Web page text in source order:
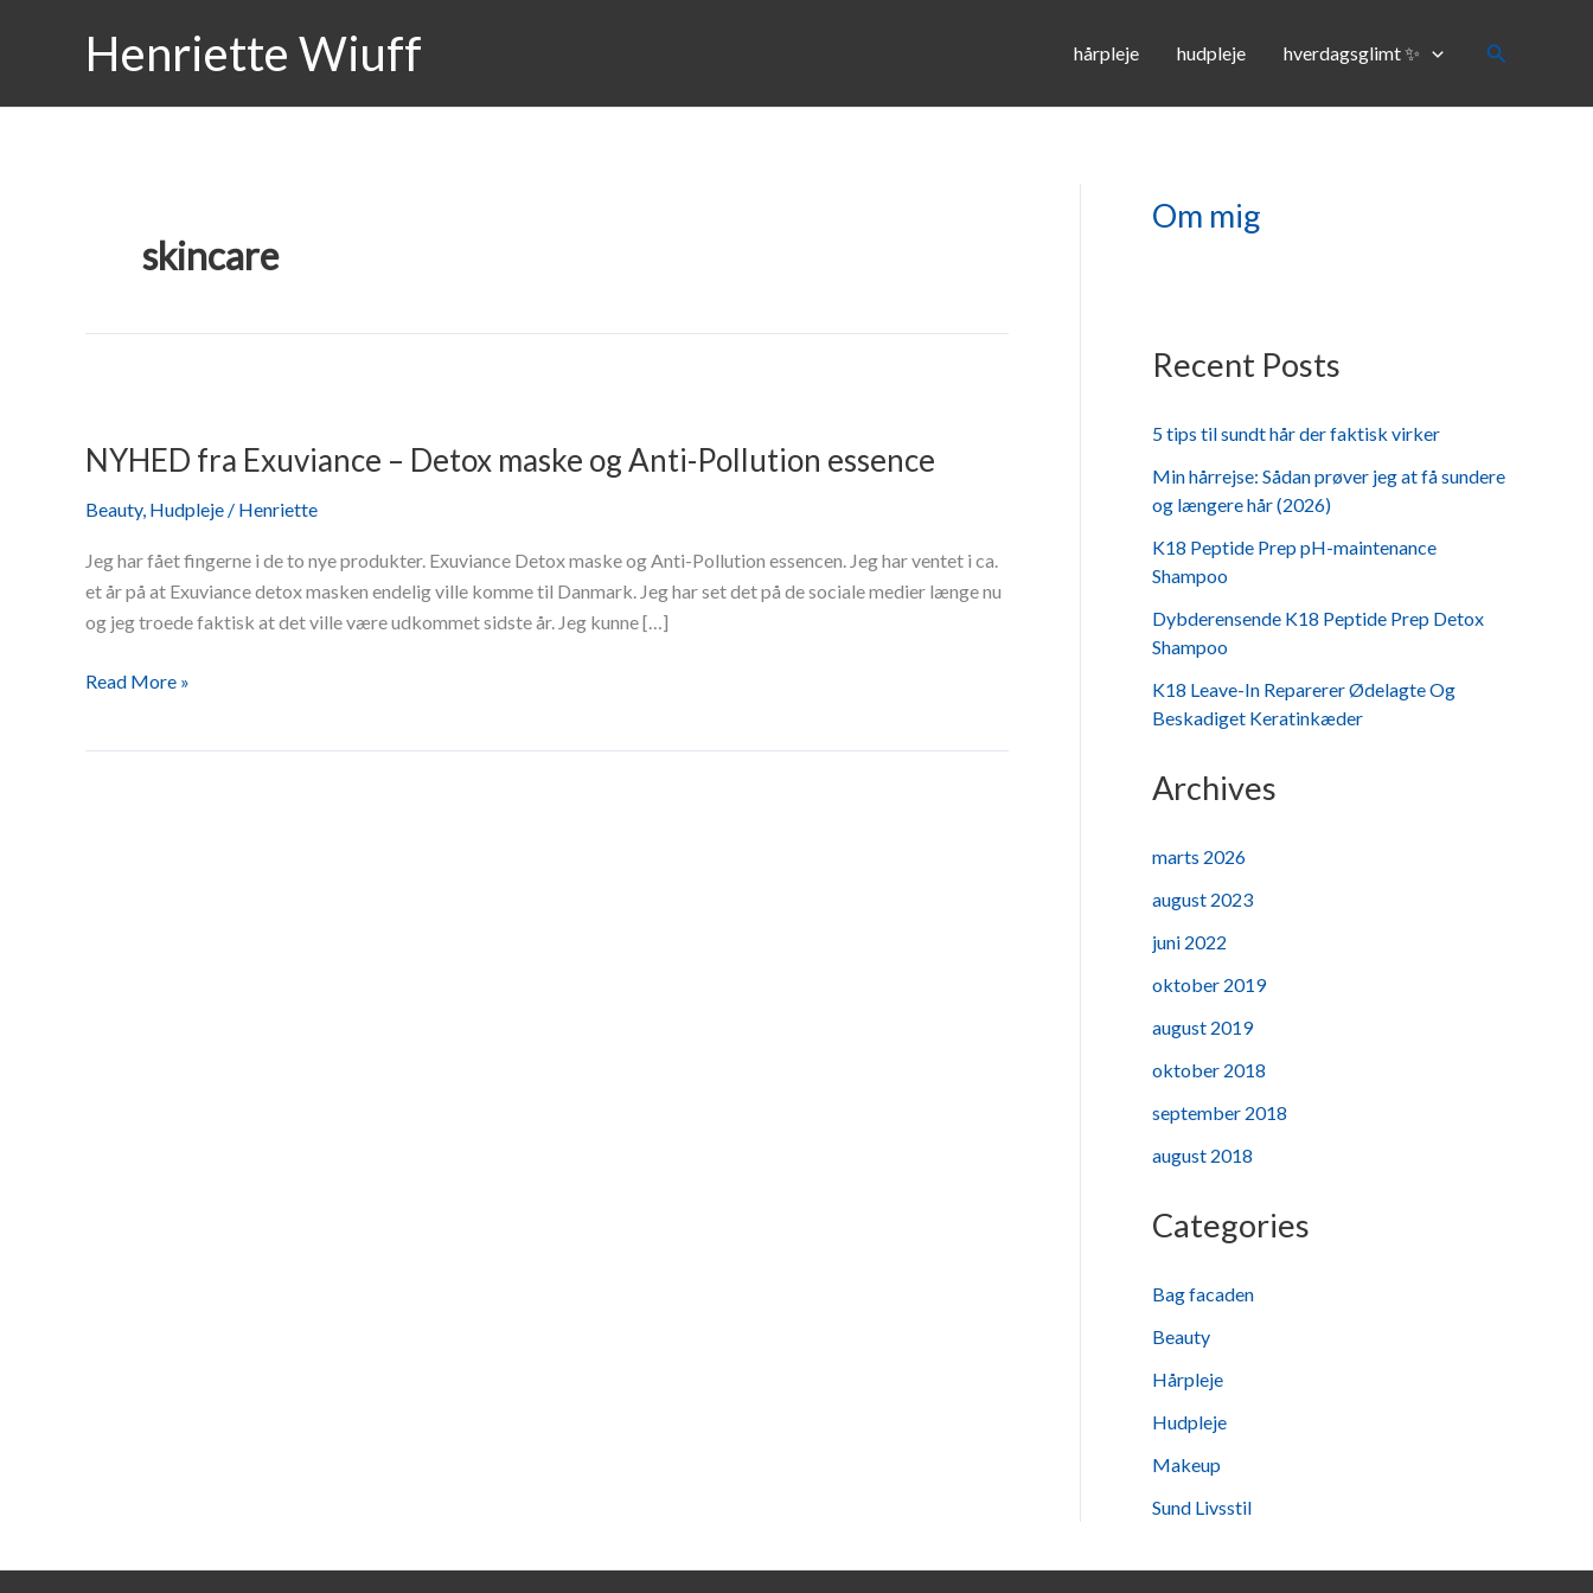
Henriette Wiuff hårpleje hudpleje hverdagsglimt ✨ Søg
skincare
NYHED fra Exuviance – Detox maske og Anti-Pollution essence
Beauty, Hudpleje / Henriette
Jeg har fået fingerne i de to nye produkter. Exuviance Detox maske og Anti-Pollution essencen. Jeg har ventet i ca.
et år på at Exuviance detox masken endelig ville komme til Danmark. Jeg har set det på de sociale medier længe nu
og jeg troede faktisk at det ville være udkommet sidste år. Jeg kunne […]
Exuviance
Detox
maske
og
Anti-
essence
Read More »
Om mig
Recent Posts
5 tips til sundt hår der faktisk virker
Min hårrejse: Sådan prøver jeg at få sundere
og længere hår (2026)
K18 Peptide Prep pH-maintenance
Shampoo
Dybderensende K18 Peptide Prep Detox
Shampoo
K18 Leave-In Reparerer Ødelagte Og
Beskadiget Keratinkæder
Archives
marts 2026
august 2023
juni 2022
oktober 2019
august 2019
oktober 2018
september 2018
august 2018
Categories
Bag facaden
Beauty
Hårpleje
Hudpleje
Makeup
Sund Livsstil